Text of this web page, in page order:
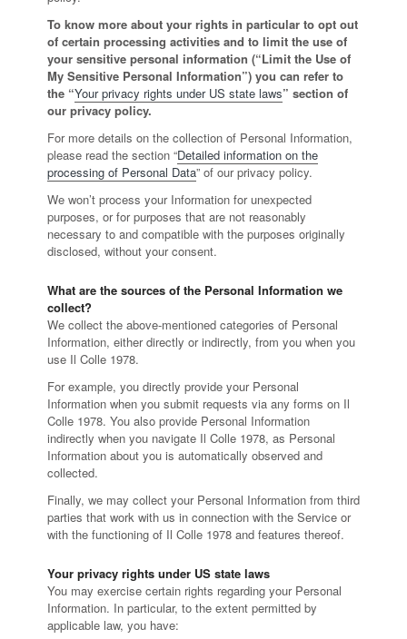
To know more about your rights in particular to opt out
of certain processing activities and to limit the use of
your sensitive personal information (“Limit the Use of
My Sensitive Personal Information”) you can refer to
the “Your privacy rights under US state laws” section of
our privacy policy.
For more details on the collection of Personal Information,
please read the section “Detailed information on the
processing of Personal Data” of our privacy policy.
We won’t process your Information for unexpected
purposes, or for purposes that are not reasonably
necessary to and compatible with the purposes originally
disclosed, without your consent.
What are the sources of the Personal Information we
collect?
We collect the above-mentioned categories of Personal
Information, either directly or indirectly, from you when you
use Il Colle 1978.
For example, you directly provide your Personal
Information when you submit requests via any forms on Il
Colle 1978. You also provide Personal Information
indirectly when you navigate Il Colle 1978, as Personal
Information about you is automatically observed and
collected.
Finally, we may collect your Personal Information from third
parties that work with us in connection with the Service or
with the functioning of Il Colle 1978 and features thereof.
Your privacy rights under US state laws
You may exercise certain rights regarding your Personal
Information. In particular, to the extent permitted by
applicable law, you have: